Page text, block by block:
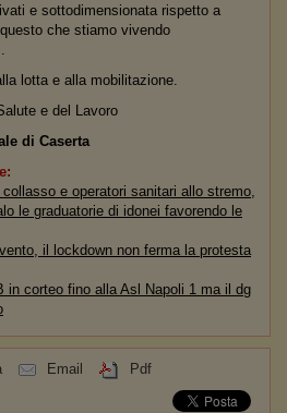
e sottodimensionata rispetto a
che stiamo vivendo
lotta e alla mobilitazione.
e del Lavoro
di Caserta
e operatori sanitari allo stremo,
le graduatorie di idonei favorendo le
il lockdown non ferma la protesta
in corteo fino alla Asl Napoli 1 ma il dg
Email Pdf